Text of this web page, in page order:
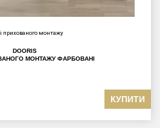
прихованого монтажу
DOORIS
МОНТАЖУ ФАРБОВАНІ
КУПИТИ